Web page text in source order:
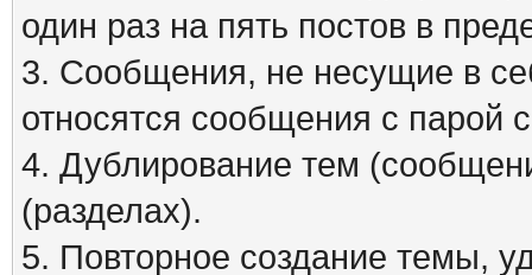
один раз на пять постов в
3. Сообщения, не несущие в
относятся сообщения с парой
4. Дублирование тем
(разделах).
5. Повторное создание темы,